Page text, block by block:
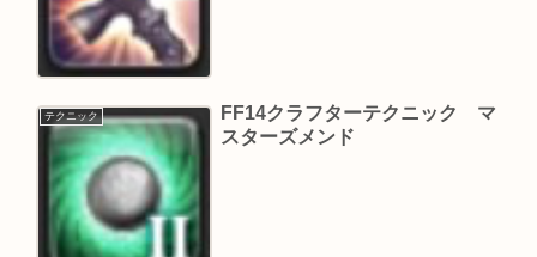
テクニック
FF14クラフターテクニック マ
スターズメンド